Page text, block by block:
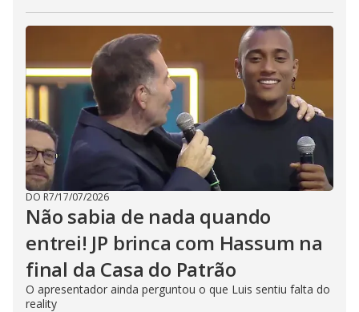
DO R7/17/07/2026
Não sabia de nada quando
entrei! JP brinca com Hassum na
final da Casa do Patrão
O apresentador ainda perguntou o que Luis sentiu falta do
reality